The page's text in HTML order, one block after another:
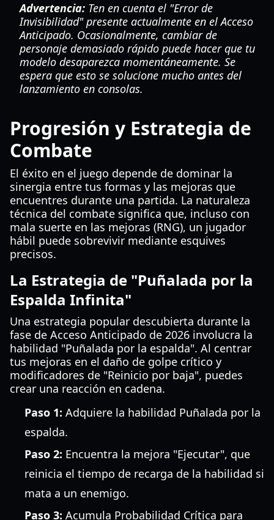
Advertencia: Ten en cuenta el "Error de
Invisibilidad" presente actualmente en el Acceso
Anticipado. Ocasionalmente, cambiar de
personaje demasiado rápido puede hacer que tu
modelo desaparezca momentáneamente. Se
espera que esto se solucione mucho antes del
lanzamiento en consolas.
Progresión y Estrategia de
Combate
El éxito en el juego depende de dominar la
sinergia entre tus formas y las mejoras que
encuentres durante una partida. La naturaleza
técnica del combate significa que, incluso con
mala suerte en las mejoras (RNG), un jugador
hábil puede sobrevivir mediante esquives
precisos.
La Estrategia de "Puñalada por la
Espalda Infinita"
Una estrategia popular descubierta durante la
fase de Acceso Anticipado de 2026 involucra la
habilidad "Puñalada por la espalda". Al centrar
tus mejoras en el daño de golpe crítico y
modificadores de "Reinicio por baja", puedes
crear una reacción en cadena.
Paso 1: Adquiere la habilidad Puñalada por la
espalda.
Paso 2: Encuentra la mejora "Ejecutar", que
reinicia el tiempo de recarga de la habilidad si
mata a un enemigo.
Paso 3: Acumula Probabilidad Crítica para